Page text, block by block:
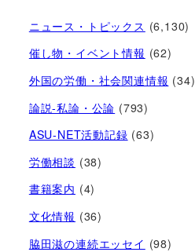
ニュース・トピックス (6,130)
催し物・イベント情報 (62)
外国の労働・社会関連情報 (34)
論説-私論・公論 (793)
ASU-NET活動記録 (63)
労働相談 (38)
書籍案内 (4)
文化情報 (36)
脇田滋の連続エッセイ (98)